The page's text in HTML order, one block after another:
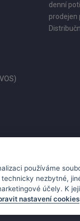
denní
prodejen
používáme
nezbytné,
účely. K
nastavení cookies